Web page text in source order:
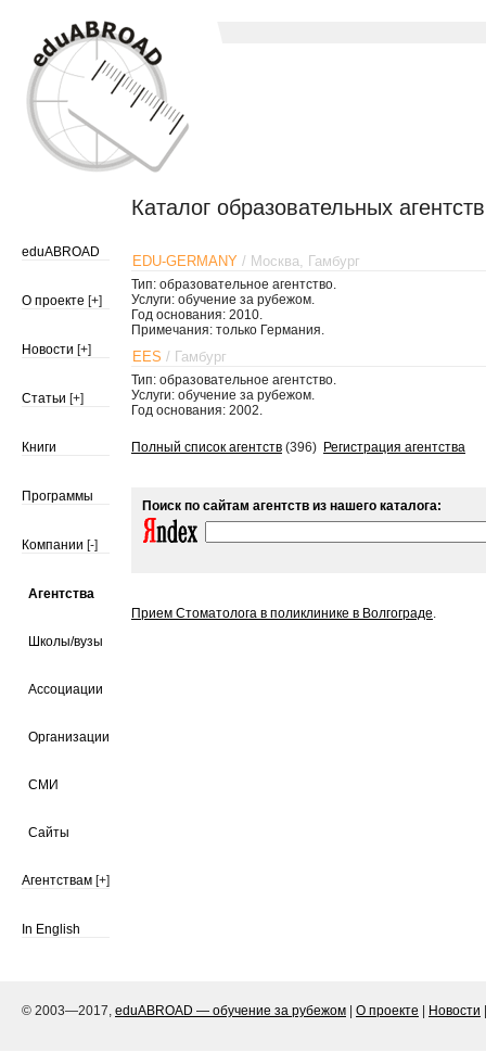
Каталог образовательных
eduABROAD
О проекте [+]
Новости [+]
Статьи [+]
Книги
Программы
Компании [-]
Агентства
Школы/вузы
Ассоциации
Организации
СМИ
Сайты
Агентствам [+]
In English
EDU-GERMANY / Москва, Гамбург
Тип: образовательное агентство.
Услуги: обучение за рубежом.
Год основания: 2010.
Примечания: только Германия.
EES / Гамбург
Тип: образовательное агентство.
Услуги: обучение за рубежом.
Год основания: 2002.
Полный список агентств (396) Регистрация агентства
Поиск по сайтам агентств из нашего каталога:
Прием Стоматолога в поликлинике в Волгограде.
© 2003—2017, eduABROAD — обучение за рубежом О проекте Новости